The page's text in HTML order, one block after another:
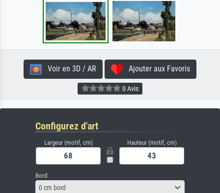
Voir en 3D / AR Ajouter aux Favoris
0 Avis
Configurez d'art
Largeur (motif, cm) Hauteur (motif, cm)
Bord
0 cm bord